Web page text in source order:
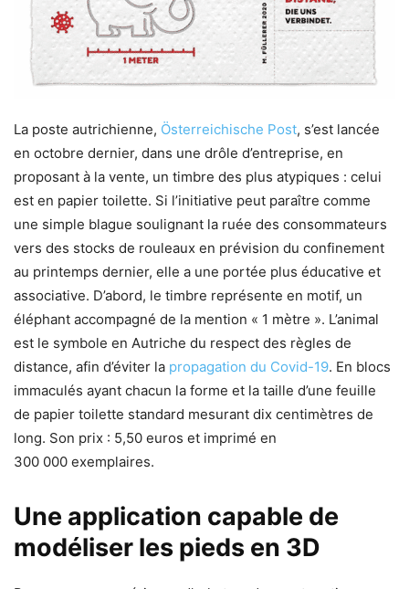
La poste autrichienne, Österreichische Post, s’est lancée
en octobre dernier, dans une drôle d’entreprise, en
proposant à la vente, un timbre des plus atypiques : celui
est en papier toilette. Si l’initiative peut paraître comme
une simple blague soulignant la ruée des consommateurs
vers des stocks de rouleaux en prévision du confinement
au printemps dernier, elle a une portée plus éducative et
associative. D’abord, le timbre représente en motif, un
éléphant accompagné de la mention « 1 mètre ». L’animal
est le symbole en Autriche du respect des règles de
distance, afin d’éviter la propagation du Covid-19. En blocs
immaculés ayant chacun la forme et la taille d’une feuille
de papier toilette standard mesurant dix centimètres de
long. Son prix : 5,50 euros et imprimé en
300 000 exemplaires.
Une application capable de
modéliser les pieds en 3D